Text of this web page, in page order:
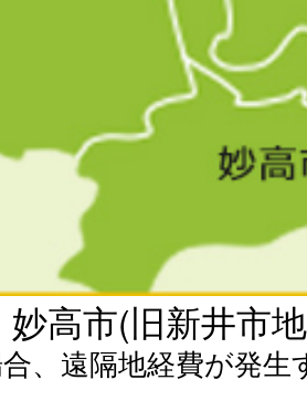
高市(旧新井市
、遠隔地経費が発